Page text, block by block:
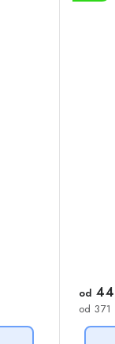
od 371
od